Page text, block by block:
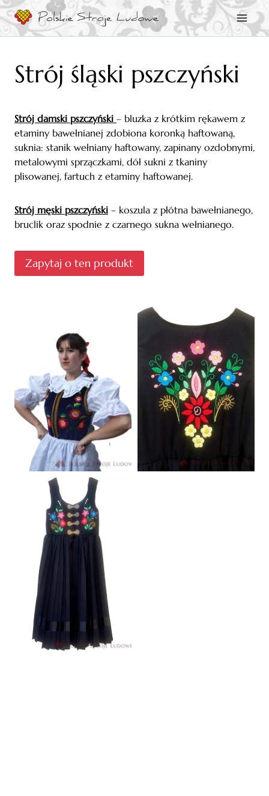
Przejdź
do
treści
Strój śląski pszczyński
Strój damski pszczyński – bluzka z krótkim rękawem z
etaminy bawełnianej zdobiona koronką haftowaną,
suknia: stanik wełniany haftowany, zapinany ozdobnymi,
metalowymi sprzączkami, dół sukni z tkaniny
plisowanej, fartuch z etaminy haftowanej.
Strój męski pszczyński – koszula z płótna bawełnianego,
bruclik oraz spodnie z czarnego sukna wełnianego.
Zapytaj o ten produkt